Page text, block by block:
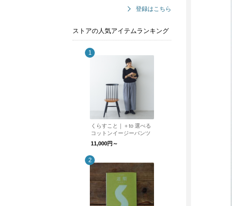
登録はこちら
ストアの人気アイテムランキング
くらすこと｜＋to 選べる
コットンイージーパンツ
11,000円～